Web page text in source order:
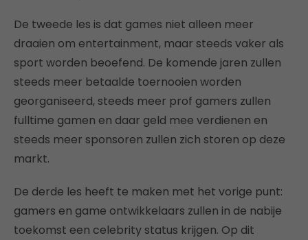
De tweede les is dat games niet alleen meer
draaien om entertainment, maar steeds vaker als
sport worden beoefend. De komende jaren zullen
steeds meer betaalde toernooien worden
georganiseerd, steeds meer prof gamers zullen
fulltime gamen en daar geld mee verdienen en
steeds meer sponsoren zullen zich storen op deze
markt.
De derde les heeft te maken met het vorige punt:
gamers en game ontwikkelaars zullen in de nabije
toekomst een celebrity status krijgen. Op dit